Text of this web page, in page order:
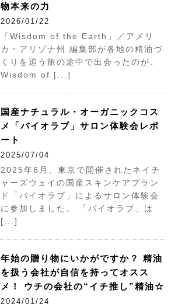
物本来の力
2026/01/22
「Wisdom of the Earth」／アメリ
カ・アリゾナ州 編集部が各地の精油づ
くりを追う旅の途中で出会ったのが、
Wisdom of [...]
国産ナチュラル・オーガニックコス
メ「バイオラブ」サロン体験会レポ
ート
2025/07/04
2025年6月、東京で開催されたネイチ
ャーズウェイの国産スキンケアブラン
ド「バイオラブ」によるサロン体験会
に参加しました。 「バイオラブ」は
[...]
年始の贈り物にいかがですか？ 精油
を扱う会社が自信を持ってオスス
メ！ ウチの会社の“イチ推し”精油☆
2024/01/24